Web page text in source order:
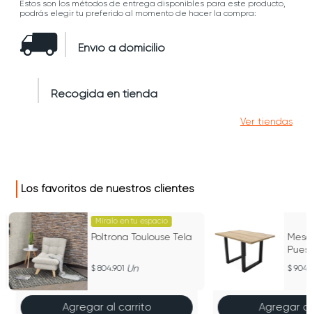
Estos son los métodos de entrega disponibles para este producto,
podrás elegir tu preferido al momento de hacer la compra:
Envío a domicilio
Recogida en tienda
Ver tiendas
Los favoritos de nuestros clientes
Míralo en tu espacio
Poltrona Toulouse Tela
804.901 Un
Agregar al carrito Agregar